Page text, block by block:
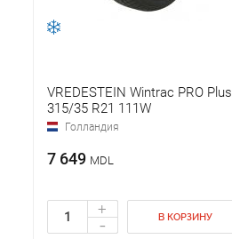
VREDESTEIN Wintrac PRO Plus
315/35 R21 111W
Голландия
7 649 MDL
+
- В КОРЗИНУ